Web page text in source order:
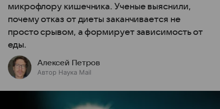
микрофлору кишечника. Ученые выяснили,
почему отказ от диеты заканчивается не
просто срывом, а формирует зависимость от
еды.
Алексей Петров
Автор Наука Mail